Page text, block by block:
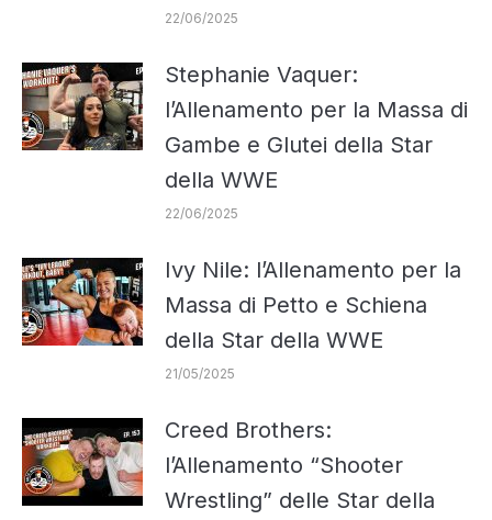
22/06/2025
Stephanie Vaquer:
l’Allenamento per la Massa di
Gambe e Glutei della Star
della WWE
22/06/2025
Ivy Nile: l’Allenamento per la
Massa di Petto e Schiena
della Star della WWE
21/05/2025
Creed Brothers:
l’Allenamento “Shooter
Wrestling” delle Star della